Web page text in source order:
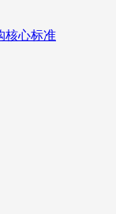
核心标准